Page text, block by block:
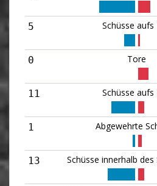
5 Schüsse aufs
0 Tore
11 Schüsse aufs
1 Abgewehrte
13 Schüsse innerhalb des